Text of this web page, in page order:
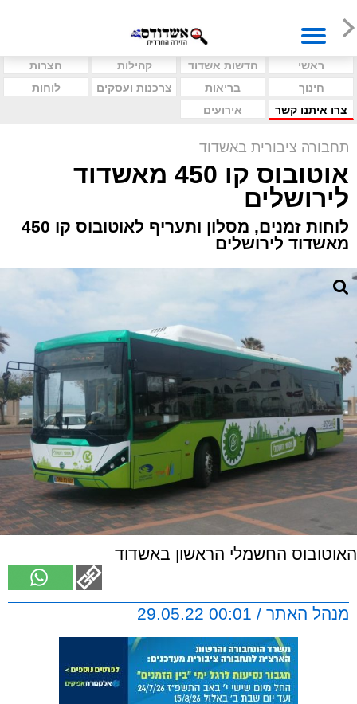
ראשי חדשות אשדוד קהילות
חצרות
חינוך
בריאות צרכנות ועסקים
לוחות
צרו איתנו קשר
אירועים
תחבורה ציבורית באשדוד
אוטובוס קו 450 מאשדוד
לירושלים
לוחות זמנים, מסלון ותעריף לאוטובוס קו 450
מאשדוד לירושלים
האוטובוס החשמלי הראשון באשדוד
מנהל האתר / 00:01 29.05.22